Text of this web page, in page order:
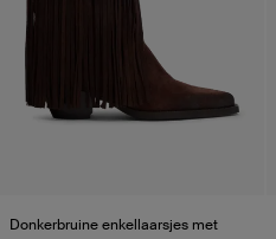
Donkerbruine enkellaarsjes met